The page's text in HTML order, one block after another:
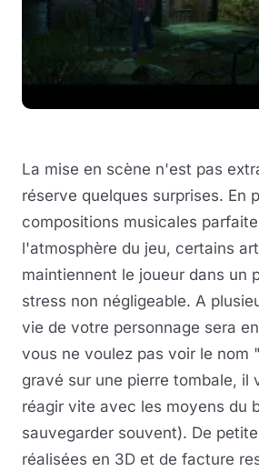
La mise en scène n'est pas
réserve quelques surprises. En
compositions musicales
l'atmosphère du jeu, certains
maintiennent le joueur dans un
stress non négligeable. A
vie de votre personnage sera
vous ne voulez pas voir le nom
gravé sur une pierre tombale, il
réagir vite avec les moyens du
sauvegarder souvent). De
réalisées en 3D et de facture